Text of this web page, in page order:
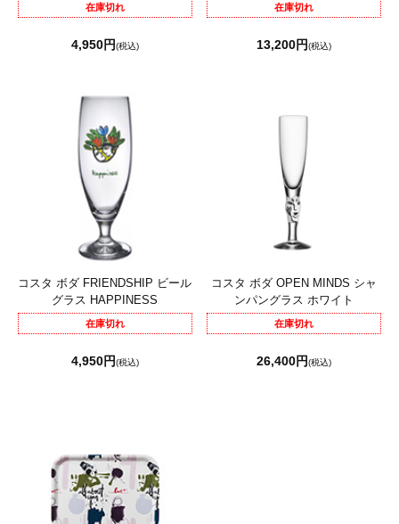
在庫切れ
4,950円(税込)
在庫切れ
13,200円(税込)
コスタ ボダ FRIENDSHIP ビール
グラス HAPPINESS
在庫切れ
4,950円(税込)
コスタ ボダ OPEN MINDS シャ
ンパングラス ホワイト
在庫切れ
26,400円(税込)